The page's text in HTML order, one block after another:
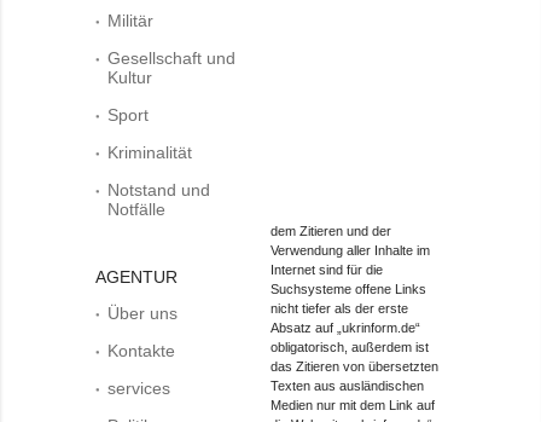
Militär
Gesellschaft und
Kultur
Sport
Kriminalität
Notstand und
Notfälle
AGENTUR
Über uns
Kontakte
services
dem Zitieren und der
Verwendung aller Inhalte im
Internet sind für die
Suchsysteme offene Links
nicht tiefer als der erste
Absatz auf „ukrinform.de“
obligatorisch, außerdem ist
das Zitieren von übersetzten
Texten aus ausländischen
Medien nur mit dem Link auf